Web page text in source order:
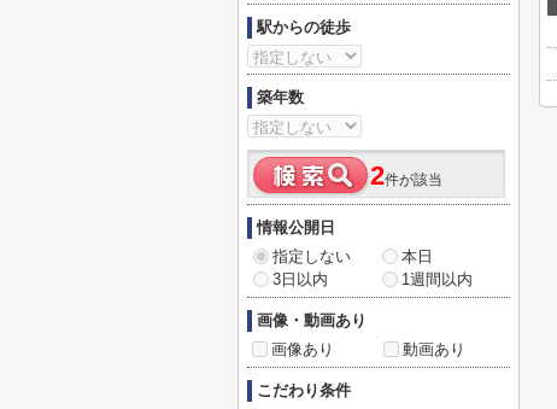
駅からの徒歩
築年数
2件が該当
情報公開日
指定しない
本日
3日以内
1週間以内
画像・動画あり
画像あり
動画あり
こだわり条件